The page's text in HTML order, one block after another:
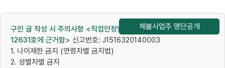
구인 글 작성 시 주의사항 <직업안정법 (시행 2014.5.20) 법률 제
12631호에 근거함> 신고번호: J1516320140003
1. 나이제한 금지 (연령차별 금지법)
2. 성별차별 금지
체불사업주 명단공개